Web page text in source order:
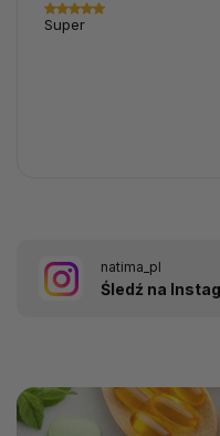
Super
natima_pl
Śledź na